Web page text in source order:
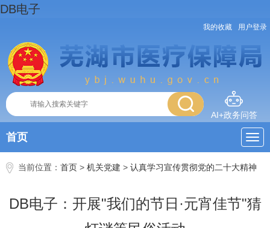
DB电子
我的收藏 用户登录
AI+政务问答
首页
当前位置： 首页 > 机关党建 > 认真学习宣传贯彻党的二十大精神
DB电子：开展"我们的节日·元宵佳节"猜